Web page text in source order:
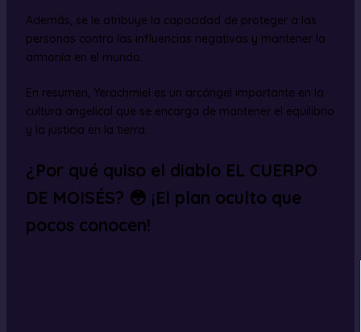
Además, se le atribuye la capacidad de proteger a las
personas contra las influencias negativas y mantener la
armonía en el mundo.
En resumen, Yerachmiel es un arcángel importante en la
cultura angelical que se encarga de mantener el equilibrio
y la justicia en la tierra.
¿Por qué quiso el diablo EL CUERPO
DE MOISÉS? 😳 ¡El plan oculto que
pocos conocen!